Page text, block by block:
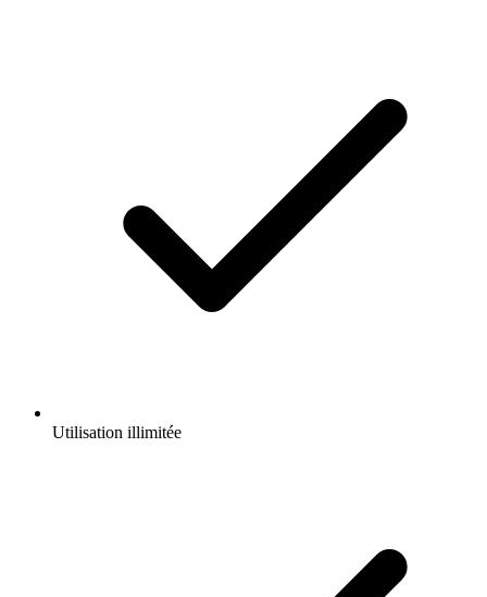
Utilisation illimitée